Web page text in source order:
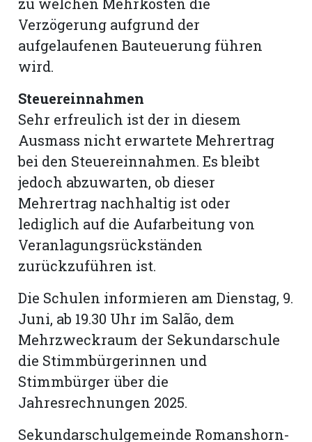
Verzögerung aufgrund der
aufgelaufenen Bauteuerung führen
wird.
Steuereinnahmen
Sehr erfreulich ist der in diesem
Ausmass nicht erwartete Mehrertrag
bei den Steuereinnahmen. Es bleibt
jedoch abzuwarten, ob dieser
Mehrertrag nachhaltig ist oder
lediglich auf die Aufarbeitung von
Veranlagungsrückständen
zurückzuführen ist.
Die Schulen informieren am Dienstag, 9.
Juni, ab 19.30 Uhr im Salão, dem
Mehrzweckraum der Sekundarschule
die Stimmbürgerinnen und
Stimmbürger über die
Jahresrechnungen 2025.
Sekundarschulgemeinde Romanshorn-